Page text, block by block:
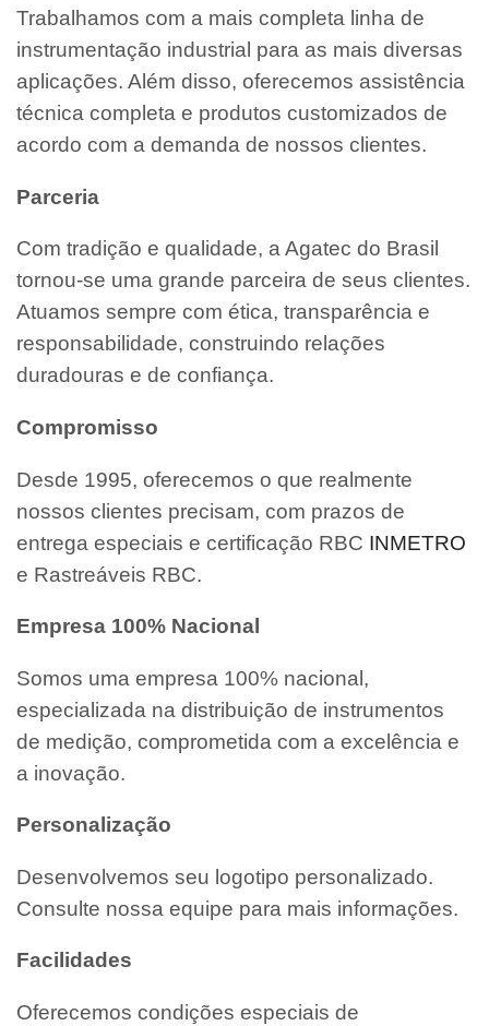
Trabalhamos com a mais completa linha de
instrumentação industrial para as mais diversas
aplicações. Além disso, oferecemos assistência
técnica completa e produtos customizados de
acordo com a demanda de nossos clientes.
Parceria
Com tradição e qualidade, a Agatec do Brasil
tornou-se uma grande parceira de seus clientes.
Atuamos sempre com ética, transparência e
responsabilidade, construindo relações
duradouras e de confiança.
Compromisso
Desde 1995, oferecemos o que realmente
nossos clientes precisam, com prazos de
entrega especiais e certificação RBC INMETRO
e Rastreáveis RBC.
Empresa 100% Nacional
Somos uma empresa 100% nacional,
especializada na distribuição de instrumentos
de medição, comprometida com a excelência e
a inovação.
Personalização
Desenvolvemos seu logotipo personalizado.
Consulte nossa equipe para mais informações.
Facilidades
Oferecemos condições especiais de